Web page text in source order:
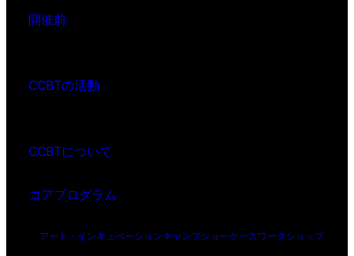
開催前
CCBTの活動
CCBTについて
コアプログラム
アート・インキュベーションキャンプショーケースワークショップ